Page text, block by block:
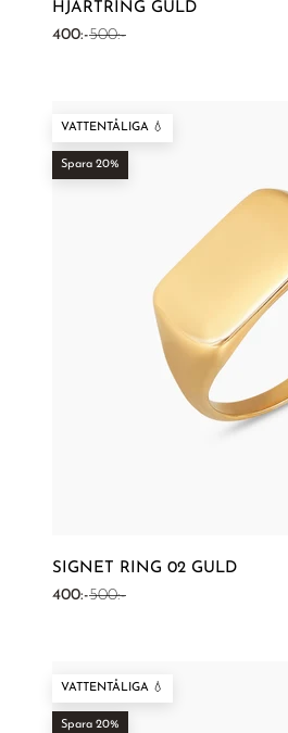
HJÄRTRING GULD
REA-pris
400:-Pris
500:-
VATTENTÅLIGA 💧
Spara 20%
SIGNET RING 02 GULD
REA-pris
400:-Pris
500:-
VATTENTÅLIGA 💧
Spara 20%